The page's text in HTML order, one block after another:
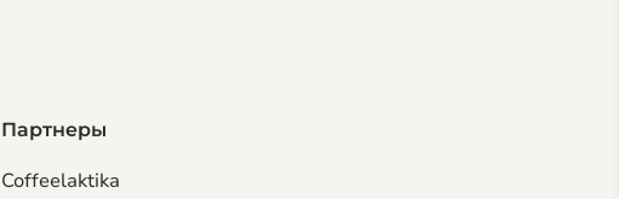
Партнеры
Coffeelaktika